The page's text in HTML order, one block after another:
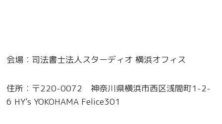
会場：司法書士法人スターディオ 横浜オフィス
住所：〒220-0072 神奈川県横浜市西区浅間町1-2-
6 HY’s YOKOHAMA Felice301